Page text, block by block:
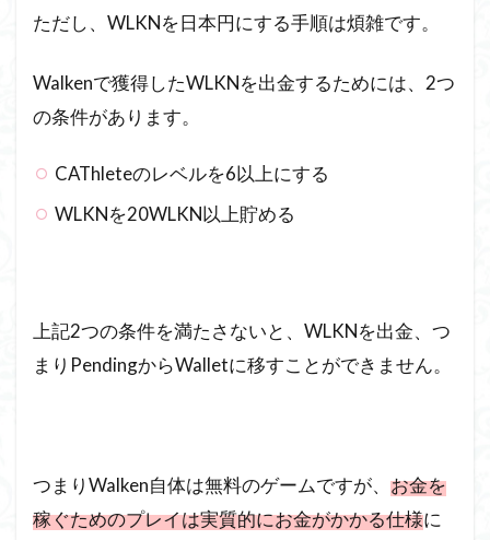
ただし、WLKNを日本円にする手順は煩雑です。
Walkenで獲得したWLKNを出金するためには、2つ
の条件があります。
CAThleteのレベルを6以上にする
WLKNを20WLKN以上貯める
上記2つの条件を満たさないと、WLKNを出金、つ
まりPendingからWalletに移すことができません。
つまりWalken自体は無料のゲームですが、 お金を
稼ぐためのプレイは実質的にお金がかかる仕様に